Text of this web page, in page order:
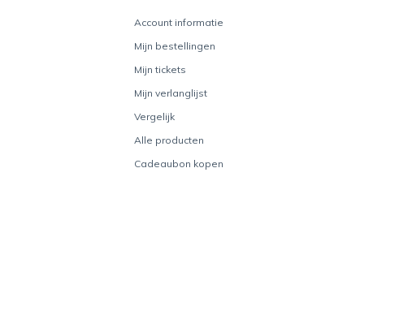
Account informatie
Mijn bestellingen
Mijn tickets
Mijn verlanglijst
Vergelijk
Alle producten
Cadeaubon kopen